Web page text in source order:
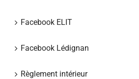
Facebook ELIT
Facebook Lédignan
Règlement intérieur